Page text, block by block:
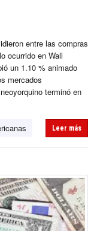
entre las compras
ocurrido en Wall
un 1.10 % animado
mercados
terminó en
Leer más